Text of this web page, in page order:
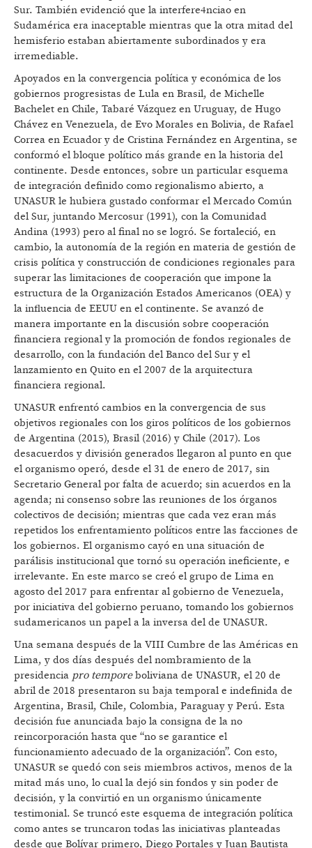
Sur. También evidenció que la interfere4nciao en
Sudamérica era inaceptable mientras que la otra mitad del
hemisferio estaban abiertamente subordinados y era
irremediable.
Apoyados en la convergencia política y económica de los
gobiernos progresistas de Lula en Brasil, de Michelle
Bachelet en Chile, Tabaré Vázquez en Uruguay, de Hugo
Chávez en Venezuela, de Evo Morales en Bolivia, de Rafael
Correa en Ecuador y de Cristina Fernández en Argentina, se
conformó el bloque político más grande en la historia del
continente. Desde entonces, sobre un particular esquema
de integración definido como regionalismo abierto, a
UNASUR le hubiera gustado conformar el Mercado Común
del Sur, juntando Mercosur (1991), con la Comunidad
Andina (1993) pero al final no se logró. Se fortaleció, en
cambio, la autonomía de la región en materia de gestión de
crisis política y construcción de condiciones regionales para
superar las limitaciones de cooperación que impone la
estructura de la Organización Estados Americanos (OEA) y
la influencia de EEUU en el continente. Se avanzó de
manera importante en la discusión sobre cooperación
financiera regional y la promoción de fondos regionales de
desarrollo, con la fundación del Banco del Sur y el
lanzamiento en Quito en el 2007 de la arquitectura
financiera regional.
UNASUR enfrentó cambios en la convergencia de sus
objetivos regionales con los giros políticos de los gobiernos
de Argentina (2015), Brasil (2016) y Chile (2017). Los
desacuerdos y división generados llegaron al punto en que
el organismo operó, desde el 31 de enero de 2017, sin
Secretario General por falta de acuerdo; sin acuerdos en la
agenda; ni consenso sobre las reuniones de los órganos
colectivos de decisión; mientras que cada vez eran más
repetidos los enfrentamiento políticos entre las facciones de
los gobiernos. El organismo cayó en una situación de
parálisis institucional que tornó su operación ineficiente, e
irrelevante. En este marco se creó el grupo de Lima en
agosto del 2017 para enfrentar al gobierno de Venezuela,
por iniciativa del gobierno peruano, tomando los gobiernos
sudamericanos un papel a la inversa del de UNASUR.
Una semana después de la VIII Cumbre de las Américas en
Lima, y dos días después del nombramiento de la
presidencia pro temporeboliviana de UNASUR, el 20 de
abril de 2018 presentaron su baja temporal e indefinida de
Argentina, Brasil, Chile, Colombia, Paraguay y Perú. Esta
decisión fue anunciada bajo la consigna de la no
reincorporación hasta que “no se garantice el
funcionamiento adecuado de la organización”. Con esto,
UNASUR se quedó con seis miembros activos, menos de la
mitad más uno, lo cual la dejó sin fondos y sin poder de
decisión, y la convirtió en un organismo únicamente
testimonial. Se truncó este esquema de integración política
como antes se truncaron todas las iniciativas planteadas
desde que Bolívar primero, Diego Portales y Juan Bautista